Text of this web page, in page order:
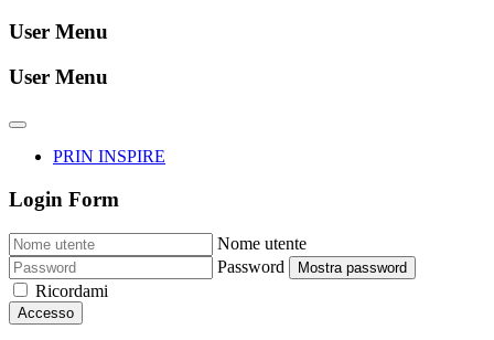
User Menu
User Menu
PRIN INSPIRE
Login Form
Nome utente
Password
Mostra password
Ricordami
Accesso